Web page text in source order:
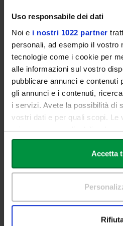
Uso responsabile dei dati
Noi e i nostri 1022 partner
personali, ad esempio il vostro
tecnologie come i cookie per
alle informazioni sul vostro
pubblicare annunci e contenuti
gli annunci e i contenuti,
i servizi. Avete la possibilità di
vostri dati e per quali scopi. Le
in cui avete effettuato le vostre
modificare o revocare il proprio
momento dalla Dichiarazione
Con il tuo consenso,
raccogliere
Accetta
Master
Italiano
Accesso
libero
MASTER II
ON'